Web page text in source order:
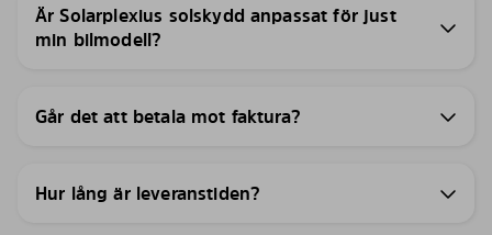
Är Solarplexius solskydd anpassat för just
min bilmodell?
Går det att betala mot faktura?
Hur lång är leveranstiden?